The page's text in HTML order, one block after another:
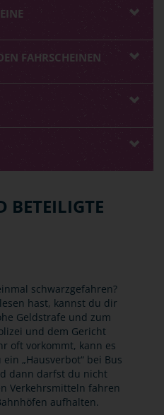
FAHRSCHEINEN
BETEILIGTE
schwarzgefahren?
hast, kannst du dir
Geldstrafe und zum
und dem Gericht
oft vorkommt, kann es
„Hausverbot“ bei Bus
dann darfst du nicht
Verkehrsmitteln fahren
aufhalten.